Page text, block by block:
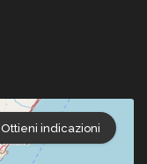
Ottieni indicazioni